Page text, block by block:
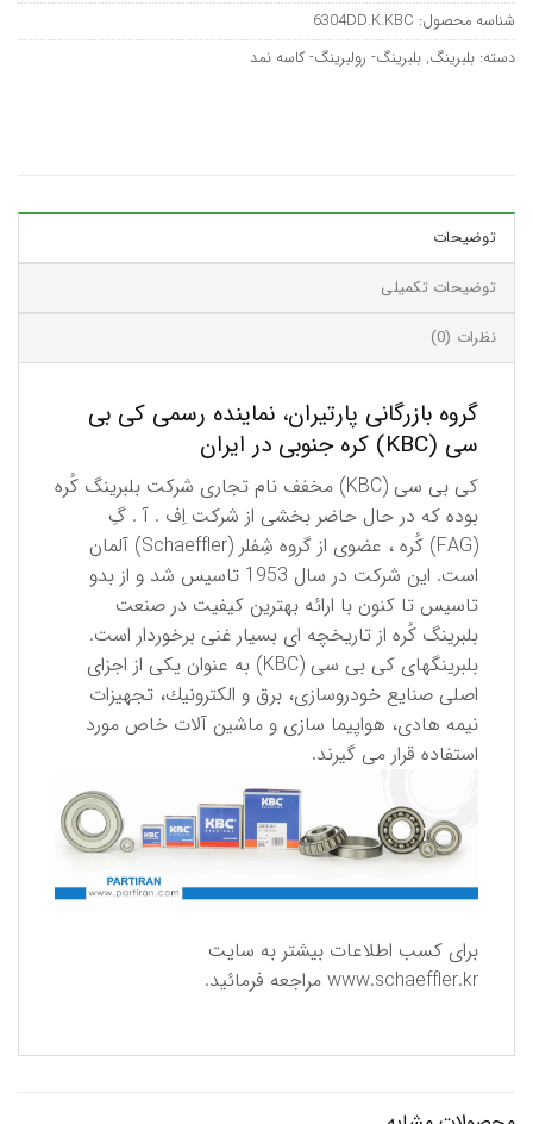
شناسه محصول: 6304DD.K.KBC
دسته: بلبرینگ, بلبرینگ- رولبرینگ- کاسه نمد
توضیحات
توضیحات تکمیلی
نظرات (0)
گروه بازرگانی پارتیران، نماینده رسمی کی بی
سی (KBC) کره جنوبی در ایران
كی بی سی (KBC) مخفف نام تجاری شركت بلبرینگ كُره
بوده كه در حال حاضر بخشی از شركت اِف . آ . گِ
(FAG) كُره ، عضوی از گروه شِفلر (Schaeffler) آلمان
است. این شركت در سال 1953 تاسیس شد و از بدو
تاسیس تا كنون با ارائه بهترین كیفیت در صنعت
بلبرینگ كُره از تاریخچه ای بسیار غنی برخوردار است.
بلبرینگهای كی بی سی (KBC) به عنوان یكی از اجزای
اصلی صنایع خودروسازی، برق و الكترونیك، تجهیزات
نیمه هادی، هواپیما سازی و ماشین آلات خاص مورد
استفاده قرار می گیرند.
برای كسب اطلاعات بیشتر به سایت
www.schaeffler.kr مراجعه فرمائید.